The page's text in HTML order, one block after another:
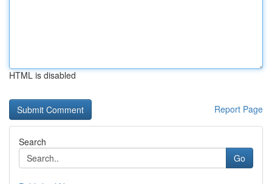
HTML is disabled
Report Page
Search
Go